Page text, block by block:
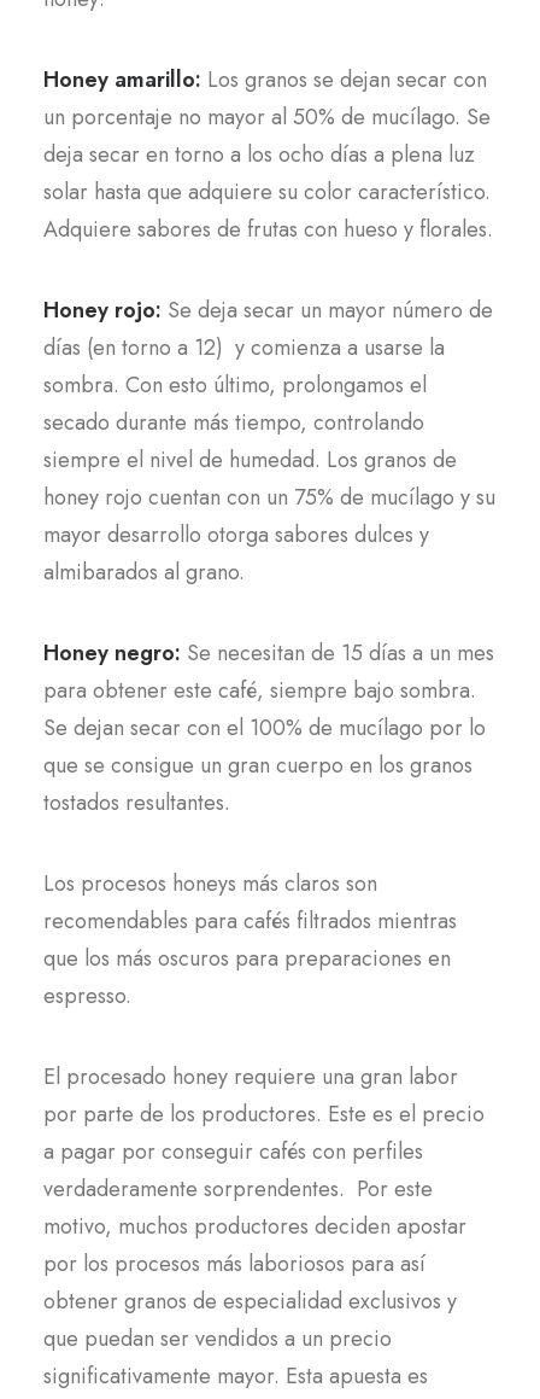
Honey amarillo: Los granos se dejan secar con
un porcentaje no mayor al 50% de mucílago. Se
deja secar en torno a los ocho días a plena luz
solar hasta que adquiere su color característico.
Adquiere sabores de frutas con hueso y florales.
Honey rojo: Se deja secar un mayor número de
días (en torno a 12) y comienza a usarse la
sombra. Con esto último, prolongamos el
secado durante más tiempo, controlando
siempre el nivel de humedad. Los granos de
honey rojo cuentan con un 75% de mucílago y su
mayor desarrollo otorga sabores dulces y
almibarados al grano.
Honey negro: Se necesitan de 15 días a un mes
para obtener este café, siempre bajo sombra.
Se dejan secar con el 100% de mucílago por lo
que se consigue un gran cuerpo en los granos
tostados resultantes.
Los procesos honeys más claros son
recomendables para cafés filtrados mientras
que los más oscuros para preparaciones en
espresso.
El procesado honey requiere una gran labor
por parte de los productores. Este es el precio
a pagar por conseguir cafés con perfiles
verdaderamente sorprendentes. Por este
motivo, muchos productores deciden apostar
por los procesos más laboriosos para así
obtener granos de especialidad exclusivos y
que puedan ser vendidos a un precio
significativamente mayor. Esta apuesta es